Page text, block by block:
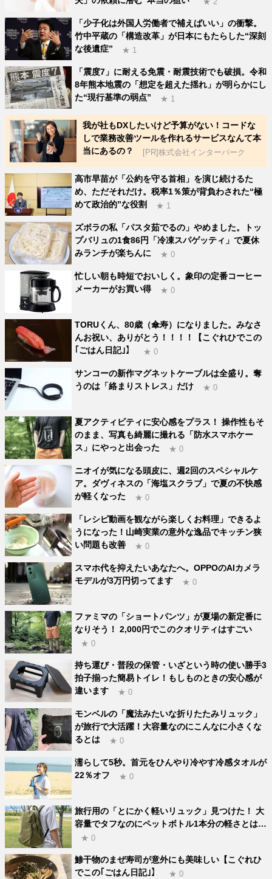
「少子化は外国人労働者で補えばいい」の衝撃。
竹中平蔵の「構造改革」が日本にもたらした“深刻
な後遺症”
★ 1
「震度7」に耐える免震・耐震技術でも破損。令和
8年熊本地震の「想定を超えた揺れ」が明らかにし
た“現行基準の弱点”
★ 1
我が社もDXしたいけど予算がない！コードな
しで業務改善ツールを作れるサービスなんて本
当にあるの？
[PR]株式会社インターパーク
高市早苗が「公約を守る首相」を演じ続けるた
め、ただそれだけ。税率1％策が背負わされた“極
めて政治的”な役割
★ 1
ズボラの私「パスタ茹でるの」やめました。トッ
プバリュの1食86円「冷凍スパゲッティ」で夏休
みランチが楽ちんに
★ 0
忙しい朝も時短でおいしく。象印の定番コーヒー
メーカーがお買い得
★ 0
TORUくん、80歳（傘寿）になりました。みなさ
んお祝い、ありがとう！！！！【こぐれひでこの
｢ごはん日記｣】
★ 0
サンコーの新作マグネットケーブルは全盛り。奪
うのは「絡まりストレス」だけ
★ 0
夏アクティビティに安心感をプラス！ 操作性もそ
のまま、写真も綺麗に撮れる「防水スマホケー
ス」にやっと出会った
★ 0
ニオイが気になる頭皮に、週2回のスペシャルケ
ア。ダヴィネスの「海塩スクラブ」で夏の不快感
が軽くなった
★ 0
「レシピ動画を観ながら楽しくお料理」できるよ
うになった！山崎実業の意外な逸品でキッチン狭
い問題も改善
★ 0
スマホ代を抑えたいあなたへ。OPPOのAIカメラ
モデルが3万円切ってます
★ 0
ファミマの「ショートパンツ」が夏場の新定番に
なりそう！ 2,000円でこのクオリティはすごい
★ 0
持ち運び・普段の保管・いざという時の使い勝手3
拍子揃った簡易トイレ！もしものときの安心感が
違います
★ 0
モンベルの「魔法みたいな折りたたみリュック」
が旅行で大活躍！大容量なのにこんなに小さくな
るとは
★ 0
濡らして5秒。首元をひんやり冷やす冷感タオルが
22％オフ
★ 0
旅行用の「とにかく軽いリュック」見つけた！ 大
容量でタフなのにペットボトル1本分の軽さとは…
★ 0
鯵干物のまぜ寿司が意外にも美味しい【こぐれひ
でこの｢ごはん日記｣】
★ 0